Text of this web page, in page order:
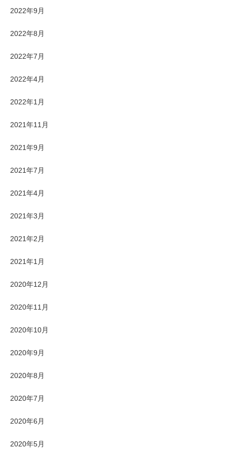
2022年9月
2022年8月
2022年7月
2022年4月
2022年1月
2021年11月
2021年9月
2021年7月
2021年4月
2021年3月
2021年2月
2021年1月
2020年12月
2020年11月
2020年10月
2020年9月
2020年8月
2020年7月
2020年6月
2020年5月